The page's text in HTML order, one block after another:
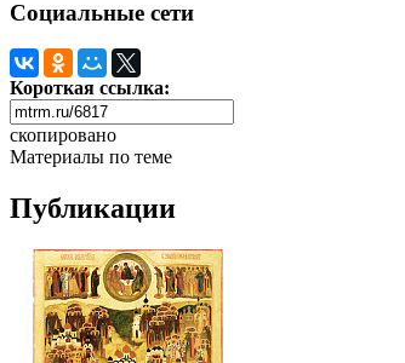
Социальные сети
Короткая ссылка:
скопировано
Материалы по теме
Публикации